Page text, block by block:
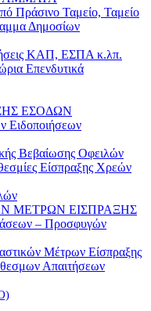
Πράσινο Ταμείο, Ταμείο
Δημοσίων
ΚΑΠ, ΕΣΠΑ κ.λπ.
Επενδυτικά
ΕΣΟΔΩΝ
Ειδοποιήσεων
Βεβαίωσης Οφειλών
Είσπραξης Χρεών
ΜΕΤΡΩΝ ΕΙΣΠΡΑΞΗΣ
– Προσφυγών
Μέτρων Είσπραξης
Απαιτήσεων